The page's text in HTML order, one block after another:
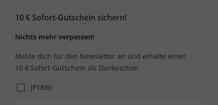
10 € Sofort-Gutschein sichern!
Nichts mehr verpassen!
Melde dich für den Newsletter an und erhalte einen
10 € Sofort-Gutschein als Dankeschön
JP1880